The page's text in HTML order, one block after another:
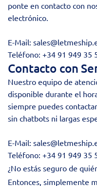
ponte en contacto con
electrónico.
E-Mail:
Teléfono: +34 91 949 35
Contacto con
Nuestro equipo de
disponible durante el
siempre puedes
sin chatbots ni largas
E-Mail:
Teléfono: +34 91 949 35
¿No estás seguro de
Entonces, simplemente